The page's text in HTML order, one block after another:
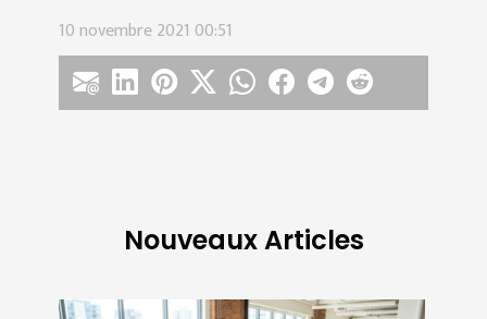
10 novembre 2021 00:51
Nouveaux Articles